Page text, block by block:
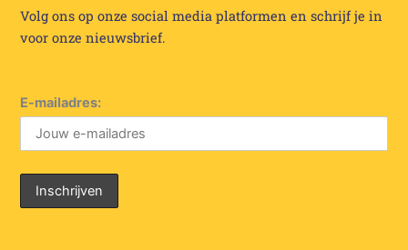
Volg ons op onze social media platformen en schrijf je in
voor onze nieuwsbrief.
E-mailadres: